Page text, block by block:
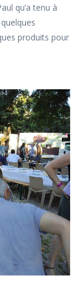
qu’a tenu à
produits pour